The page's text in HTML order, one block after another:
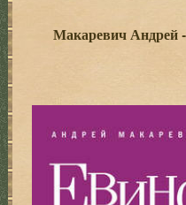
Макаревич Андрей